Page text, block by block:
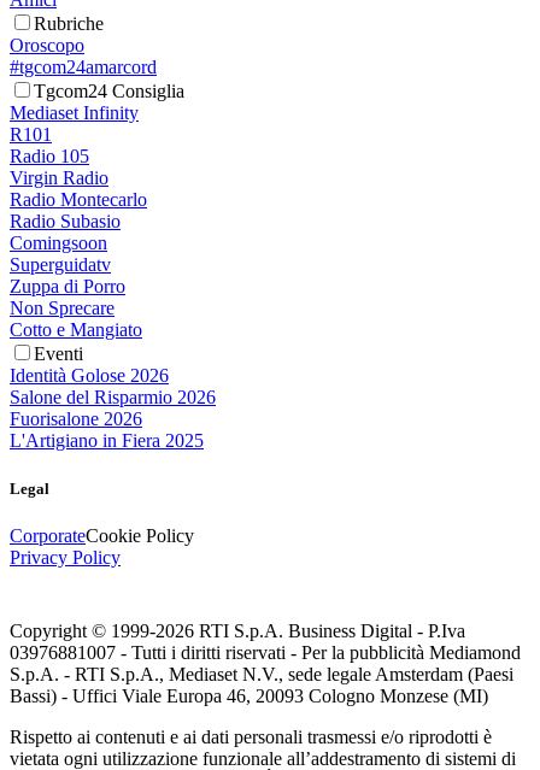
Rubriche
Oroscopo
#tgcom24amarcord
Tgcom24 Consiglia
Mediaset Infinity
R101
Radio 105
Virgin Radio
Radio Montecarlo
Radio Subasio
Comingsoon
Superguidatv
Zuppa di Porro
Non Sprecare
Cotto e Mangiato
Eventi
Identità Golose 2026
Salone del Risparmio 2026
Fuorisalone 2026
L'Artigiano in Fiera 2025
Legal
CorporateCookie Policy
Privacy Policy
Copyright © 1999-2026 RTI S.p.A. Business Digital - P.Iva
03976881007 - Tutti i diritti riservati - Per la pubblicità Mediamond
S.p.A. - RTI S.p.A., Mediaset N.V., sede legale Amsterdam (Paesi
Bassi) - Uffici Viale Europa 46, 20093 Cologno Monzese (MI)
Rispetto ai contenuti e ai dati personali trasmessi e/o riprodotti è
vietata ogni utilizzazione funzionale all’addestramento di sistemi di